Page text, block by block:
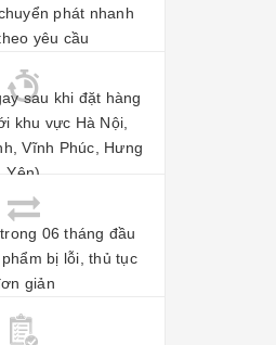
phát nhanh
yêu cầu
sau khi đặt hàng
khu vực Hà Nội,
Vĩnh Phúc, Hưng
Yên)
06 tháng đầu
bị lỗi, thủ tục
giản